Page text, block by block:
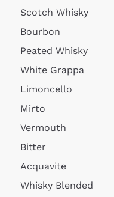
Scotch Whisky
Bourbon
Peated Whisky
White Grappa
Limoncello
Mirto
Vermouth
Bitter
Acquavite
Whisky Blended